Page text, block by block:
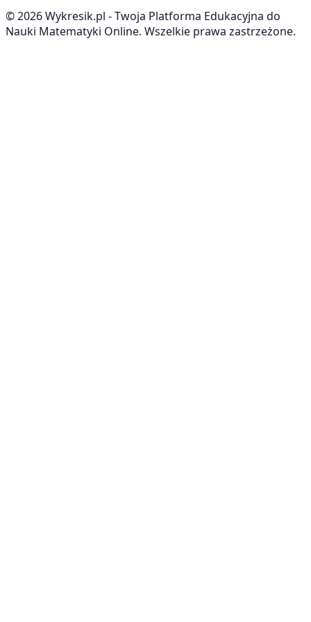
©2026Wykresik.pl - Twoja Platforma Edukacyjna do
Nauki Matematyki Online. Wszelkie prawa zastrzeżone.